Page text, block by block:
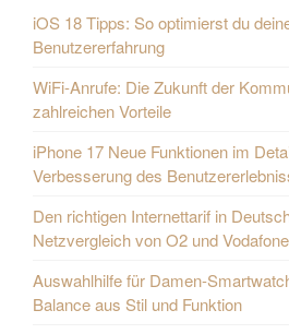
u
n
g
d
e
r
B
e
iOS 18 Tipps: So optimierst du
Benutzererfahrung
WiFi-Anrufe: Die Zukunft der
zahlreichen Vorteile
iPhone 17 Neue Funktionen im
Verbesserung des
Den richtigen Internettarif in
Netzvergleich von O2 und Vodafone
Auswahlhilfe für Damen-
Balance aus Stil und Funktion